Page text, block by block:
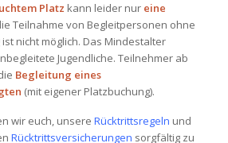
Platz kann leider nur eine
Teilnahme von Begleitpersonen ohne
nicht möglich. Das Mindestalter
Jugendliche. Teilnehmer ab
Begleitung eines
(mit eigener Platzbuchung).
wir euch, unsere Rücktrittsregeln und
Rücktrittsversicherungen sorgfältig zu